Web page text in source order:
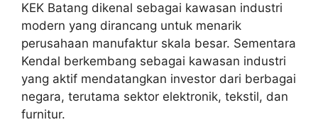
KEK Batang dikenal sebagai kawasan industri
modern yang dirancang untuk menarik
perusahaan manufaktur skala besar. Sementara
Kendal berkembang sebagai kawasan industri
yang aktif mendatangkan investor dari berbagai
negara, terutama sektor elektronik, tekstil, dan
furnitur.